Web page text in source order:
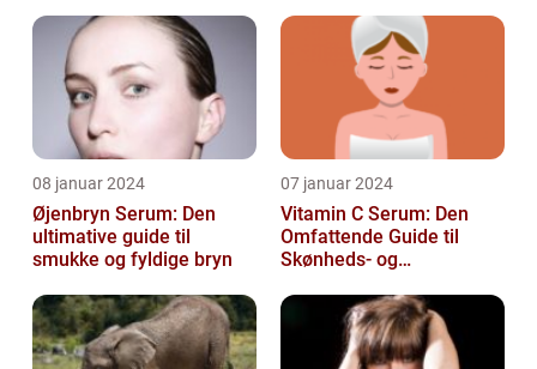
08 januar 2024
Øjenbryn Serum: Den
ultimative guide til
smukke og fyldige bryn
07 januar 2024
Vitamin C Serum: Den
Omfattende Guide til
Skønheds- og